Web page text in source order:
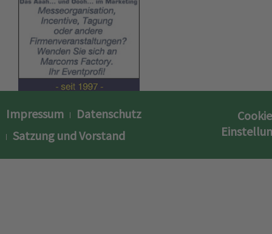
Impressum
Datenschutz
Satzung und Vorstand